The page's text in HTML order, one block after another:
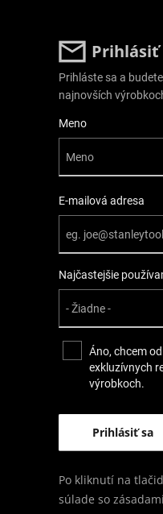
Prihlásiť
Prihláste sa a
najnovších
User Details
Meno
E-mailová adresa
Najčastejšie
Áno, chcem
exkluzívnych
výrobkoch.
Po kliknutí na
súlade so zásadami